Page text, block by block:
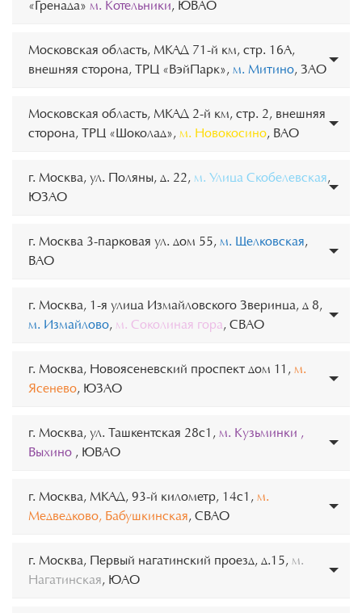
«Гренада» м. Котельники, ЮВАО
Московская область, МКАД 71-й км, стр. 16А,
внешняя сторона, ТРЦ «ВэйПарк», м. Митино, ЗАО
Московская область, МКАД 2-й км, стр. 2, внешняя
сторона, ТРЦ «Шоколад», м. Новокосино, ВАО
г. Москва, ул. Поляны, д. 22, м. Улица Скобелевская,
ЮЗАО
г. Москва 3-парковая ул. дом 55, м. Щелковская,
ВАО
г. Москва, 1-я улица Измайловского Зверинца, д 8,
м. Измайлово, м. Соколиная гора, СВАО
г. Москва, Новоясеневский проспект дом 11, м.
Ясенево, ЮЗАО
г. Москва, ул. Ташкентская 28с1, м. Кузьминки ,
Выхино , ЮВАО
г. Москва, МКАД, 93-й километр, 14с1, м.
Медведково, Бабушкинская, СВАО
г. Москва, Первый нагатинский проезд, д.15, м.
Нагатинская, ЮАО